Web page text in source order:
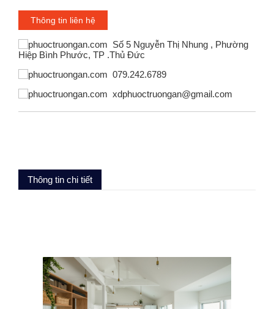
Thông tin liên hệ
Số 5 Nguyễn Thị Nhung , Phường
Hiệp Bình Phước, TP .Thủ Đức
079.242.6789
xdphuoctruongan@gmail.com
Thông tin chi tiết